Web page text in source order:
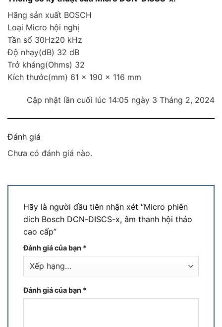
Hãng sản xuất BOSCH
Loại Micro hội nghị
Tần số 30Hz20 kHz
Độ nhạy(dB) 32 dB
Trở kháng(Ohms) 32
Kích thước(mm) 61 x 190 x 116 mm
Cập nhật lần cuối lúc 14:05 ngày 3 Tháng 2, 2024
Đánh giá
Chưa có đánh giá nào.
Hãy là người đầu tiên nhận xét “Micro phiên
dich Bosch DCN-DISCS-x, âm thanh hội thảo
cao cấp”
Đánh giá của bạn *
Đánh giá của bạn *